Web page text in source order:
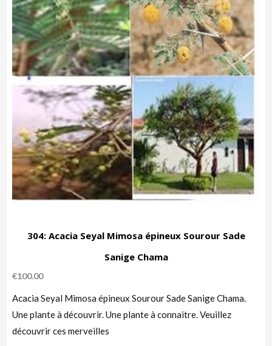
304: Acacia Seyal Mimosa épineux Sourour Sade
Sanige Chama
€100.00
Acacia Seyal Mimosa épineux Sourour Sade Sanige Chama.
Une plante à découvrir. Une plante à connaitre. Veuillez
découvrir ces merveilles